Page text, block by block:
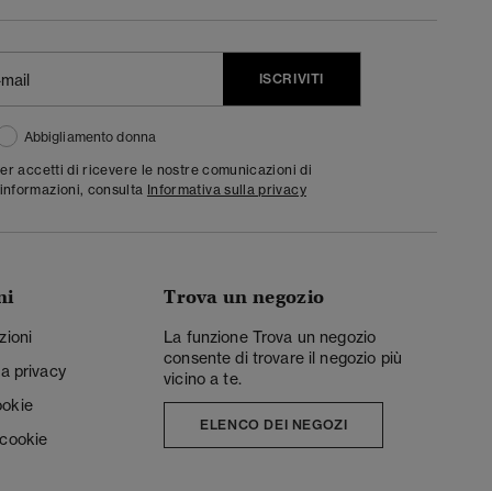
ISCRIVITI
Abbigliamento donna
accetti di ricevere le nostre comunicazioni di
consulta Informativa sulla privacy
privacy
Trova un negozio
La funzione Trova un negozio
consente di trovare il negozio più
vicino a te.
ELENCO DEI NEGOZI